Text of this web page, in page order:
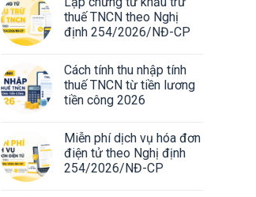
thuế TNCN theo Nghị
định 254/2026/NĐ-CP
Cách tính thu nhập tính
thuế TNCN từ tiền lương
tiền công 2026
Miễn phí dịch vụ hóa đơn
điện tử theo Nghị định
254/2026/NĐ-CP